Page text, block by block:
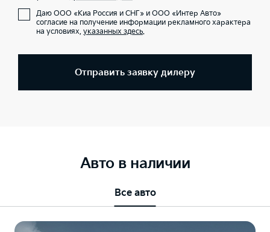
Даю ООО «Киа Россия и СНГ» и ООО «Интер Авто»
согласие на получение информации рекламного характера
на условиях, указанных здесь.
Отправить заявку дилеру
Авто в наличии
Все авто